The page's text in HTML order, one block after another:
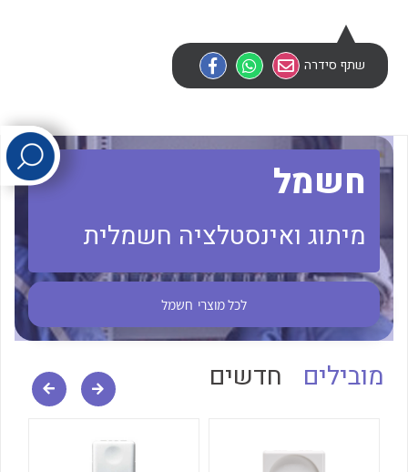
לכל מוצרי היצרן
לכל מוצרי היצרן לכל מוצרי היצרן
שתף סידרה
חשמל
מיתוג ואינסטלציה חשמלית
לכל מוצרי חשמל
מובילים חדשים